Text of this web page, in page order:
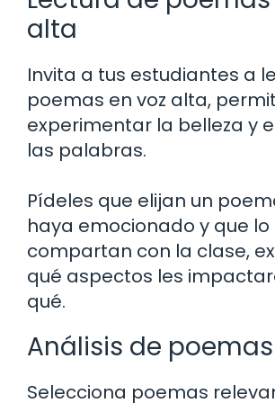
alta
Invita a tus estudiantes a
poemas en voz alta,
experimentar la belleza y
las palabras.
Pídeles que elijan un
haya emocionado y que lo
compartan con la clase,
qué aspectos les
qué.
Análisis de poemas
Selecciona poemas